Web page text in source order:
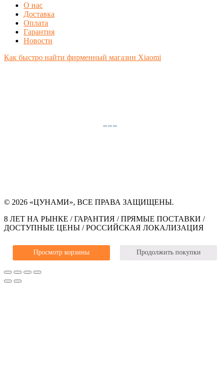
О нас
Доставка
Оплата
Гарантия
Новости
Как быстро найти фирменный магазин Xiaomi
© 2026 «ЦУНАМИ», ВСЕ ПРАВА ЗАЩИЩЕНЫ.
8 ЛЕТ НА РЫНКЕ / ГАРАНТИЯ / ПРЯМЫЕ ПОСТАВКИ /
ДОСТУПНЫЕ ЦЕНЫ / РОССИЙСКАЯ ЛОКАЛИЗАЦИЯ
Просмотр корзины Продолжить покупки